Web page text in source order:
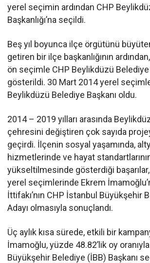
yerel seçimin ardından CHP
Başkanlığı’na seçildi.
Beş yıl boyunca ilçe örgütünü
getiren bir ilçe başkanlığının
ön seçimle CHP Beylikdüzü Belediye
gösterildi. 30 Mart 2014 yerel
Beylikdüzü Belediye Başkanı oldu.
2014 – 2019 yılları arasında
çehresini değiştiren çok sayıda
geçirdi. İlçenin sosyal yaşamında,
hizmetlerinde ve hayat
yükseltilmesinde gösterdiği
yerel seçimlerinde Ekrem
İttifakı’nın CHP İstanbul Büyükşehir
Adayı olmasıyla sonuçlandı.
Üç aylık kısa sürede, etkili bir
İmamoğlu, yüzde 48.82’lik oy
Büyükşehir Belediye (İBB) Başkanı